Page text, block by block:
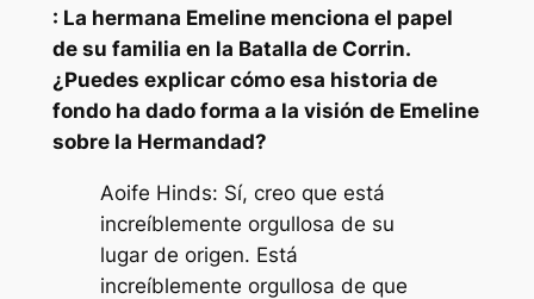
: La hermana Emeline menciona el papel
de su familia en la Batalla de Corrin.
¿Puedes explicar cómo esa historia de
fondo ha dado forma a la visión de Emeline
sobre la Hermandad?
Aoife Hinds: Sí, creo que está
increíblemente orgullosa de su
lugar de origen. Está
increíblemente orgullosa de que